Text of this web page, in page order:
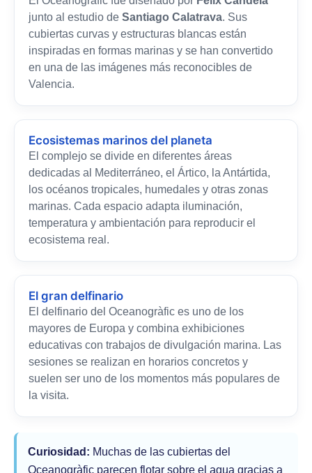
junto al estudio de Santiago Calatrava. Sus
cubiertas curvas y estructuras blancas están
inspiradas en formas marinas y se han convertido
en una de las imágenes más reconocibles de
Valencia.
Ecosistemas marinos del planeta
El complejo se divide en diferentes áreas
dedicadas al Mediterráneo, el Ártico, la Antártida,
los océanos tropicales, humedales y otras zonas
marinas. Cada espacio adapta iluminación,
temperatura y ambientación para reproducir el
ecosistema real.
El gran delfinario
El delfinario del Oceanogràfic es uno de los
mayores de Europa y combina exhibiciones
educativas con trabajos de divulgación marina. Las
sesiones se realizan en horarios concretos y
suelen ser uno de los momentos más populares de
la visita.
Curiosidad: Muchas de las cubiertas del
Oceanogràfic parecen flotar sobre el agua gracias a